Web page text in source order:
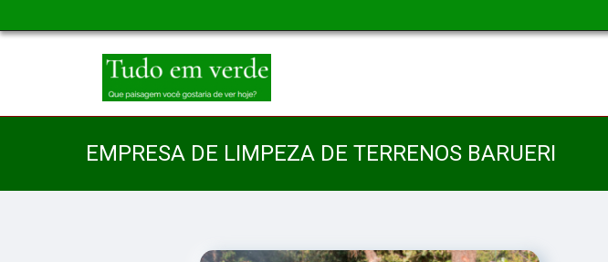
EMPRESA DE LIMPEZA DE TERRENOS BARUERI